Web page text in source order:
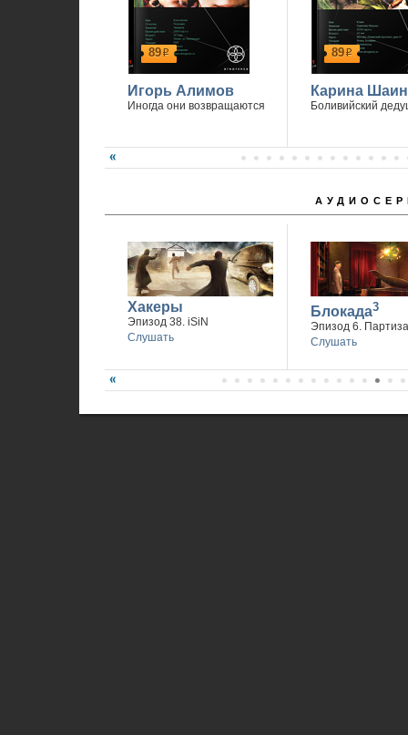
89р
Игорь Алимов
Иногда они возвращаются
89р
Карина
Боливийский
Хакеры
Эпизод 38. iSiN
Слушать
Блокада3
Эпизод 6.
Слушать